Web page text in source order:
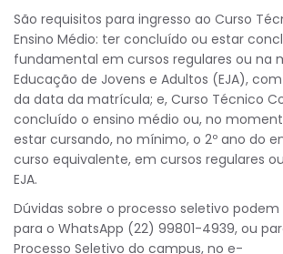
São requisitos para ingresso ao Curso
Ensino Médio: ter concluído ou estar
fundamental em cursos regulares ou na
Educação de Jovens e Adultos (EJA),
da data da matrícula; e, Curso Técnico
concluído o ensino médio ou, no
estar cursando, no mínimo, o 2º ano do
curso equivalente, em cursos regulares
EJA.
Dúvidas sobre o processo seletivo podem
para o WhatsApp (22) 99801-4939, ou
Processo Seletivo do campus, no e-